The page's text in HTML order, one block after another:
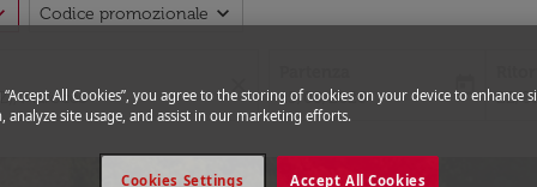
Codice promozionale expand_more
close
fc-booking-departure-date-aria-
15/08/2026
today
fc-
22/
“Accept All Cookies”, you agree to the storing of cookies on your device to enhance
analyze site usage, and assist in our marketing efforts.
Accept All Cookies
Cookies Settings